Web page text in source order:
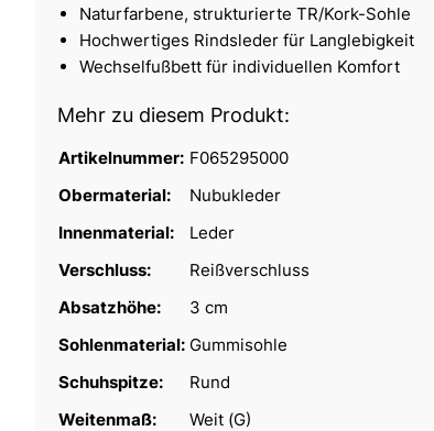
Naturfarbene, strukturierte TR/Kork-Sohle
Hochwertiges Rindsleder für Langlebigkeit
Wechselfußbett für individuellen Komfort
Mehr zu diesem Produkt:
Artikelnummer: F065295000
Obermaterial:
Nubukleder
Innenmaterial:
Leder
Verschluss:
Reißverschluss
Absatzhöhe:
3 cm
Sohlenmaterial: Gummisohle
Schuhspitze:
Rund
Weitenmaß:
Weit (G)